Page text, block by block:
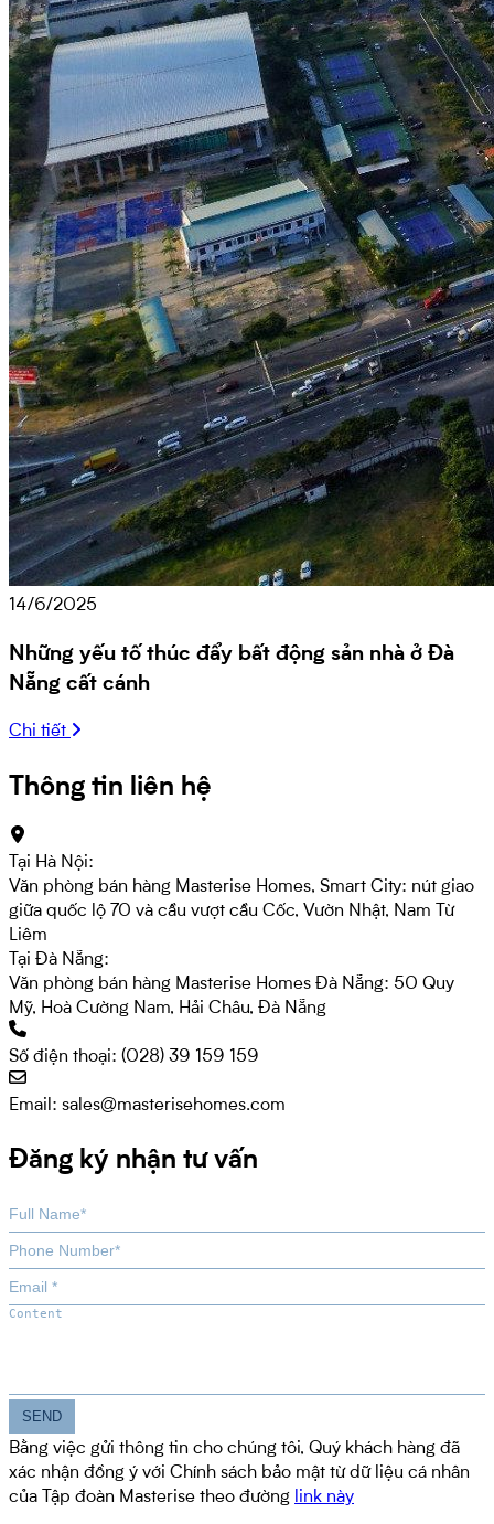
14/6/2025
Những yếu tố thúc đẩy bất động sản nhà ở Đà
Nẵng cất cánh
Chi tiết
Thông tin liên hệ
Tại Hà Nội:
Văn phòng bán hàng Masterise Homes, Smart City: nút giao
giữa quốc lộ 70 và cầu vượt cầu Cốc, Vườn Nhật, Nam Từ
Liêm
Tại Đà Nẵng:
Văn phòng bán hàng Masterise Homes Đà Nẵng: 50 Quy
Mỹ, Hoà Cường Nam, Hải Châu, Đà Nẵng
Số điện thoại: (028) 39 159 159
Email: sales@masterisehomes.com
Đăng ký nhận tư vấn
Bằng việc gửi thông tin cho chúng tôi, Quý khách hàng đã
xác nhận đồng ý với Chính sách bảo mật từ dữ liệu cá nhân
của Tập đoàn Masterise theo đường link này